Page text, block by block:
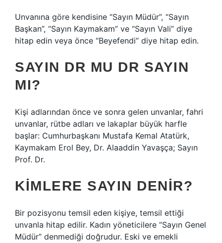
Unvanına göre kendisine “Sayın Müdür”, “Sayın
Başkan”, “Sayın Kaymakam” ve “Sayın Vali” diye
hitap edin veya önce “Beyefendi” diye hitap edin.
SAYIN DR MU DR SAYIN
MI?
Kişi adlarından önce ve sonra gelen unvanlar, fahri
unvanlar, rütbe adları ve lakaplar büyük harfle
başlar: Cumhurbaşkanı Mustafa Kemal Atatürk,
Kaymakam Erol Bey, Dr. Alaaddin Yavaşça; Sayın
Prof. Dr.
KIMLERE SAYIN DENIR?
Bir pozisyonu temsil eden kişiye, temsil ettiği
unvanla hitap edilir. Kadın yöneticilere “Sayın Genel
Müdür” denmediği doğrudur. Eski ve emekli